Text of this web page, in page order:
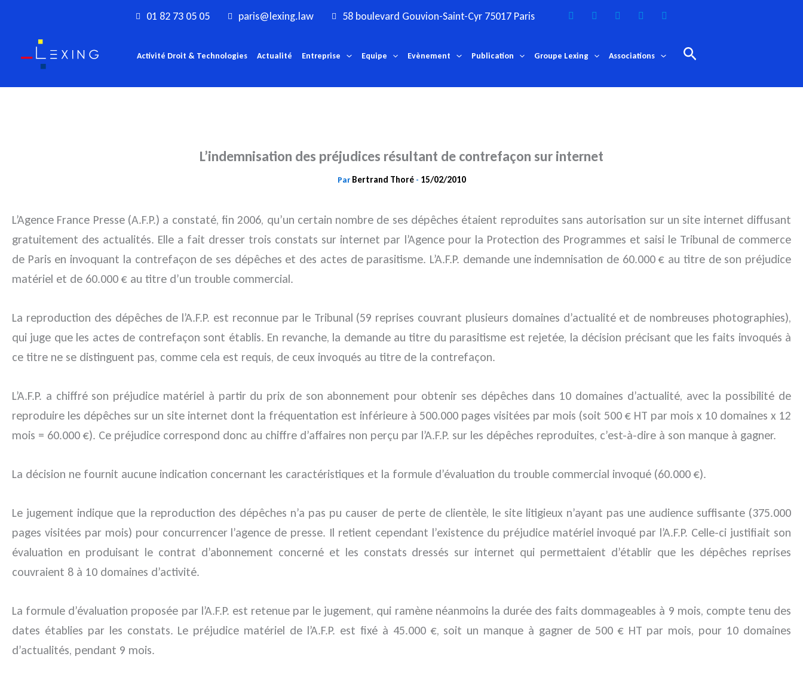
contenu
01 82 73 05 05 paris@lexing.law 58 boulevard Gouvion-Saint-Cyr 75017 Paris
Activité Droit & Technologies Actualité Entreprise Equipe Evènement Publication Groupe Lexing Associations Rechercher
L’indemnisation des préjudices résultant de contrefaçon sur internet
Par Bertrand Thoré - 15/02/2010
L’Agence France Presse (A.F.P.) a constaté, fin 2006, qu’un certain nombre de ses dépêches étaient reproduites sans autorisation sur un site internet diffusant
gratuitement des actualités. Elle a fait dresser trois constats sur internet par l’Agence pour la Protection des Programmes et saisi le Tribunal de commerce
de Paris en invoquant la contrefaçon de ses dépêches et des actes de parasitisme. L’A.F.P. demande une indemnisation de 60.000 € au titre de son préjudice
matériel et de 60.000 € au titre d’un trouble commercial.
La reproduction des dépêches de l’A.F.P. est reconnue par le Tribunal (59 reprises couvrant plusieurs domaines d’actualité et de nombreuses photographies),
qui juge que les actes de contrefaçon sont établis. En revanche, la demande au titre du parasitisme est rejetée, la décision précisant que les faits invoqués à
ce titre ne se distinguent pas, comme cela est requis, de ceux invoqués au titre de la contrefaçon.
L’A.F.P. a chiffré son préjudice matériel à partir du prix de son abonnement pour obtenir ses dépêches dans 10 domaines d’actualité, avec la possibilité de
reproduire les dépêches sur un site internet dont la fréquentation est inférieure à 500.000 pages visitées par mois (soit 500 € HT par mois x 10 domaines x 12
mois = 60.000 €). Ce préjudice correspond donc au chiffre d’affaires non perçu par l’A.F.P. sur les dépêches reproduites, c’est-à-dire à son manque à gagner.
La décision ne fournit aucune indication concernant les caractéristiques et la formule d’évaluation du trouble commercial invoqué (60.000 €).
Le jugement indique que la reproduction des dépêches n’a pas pu causer de perte de clientèle, le site litigieux n’ayant pas une audience suffisante (375.000
pages visitées par mois) pour concurrencer l’agence de presse. Il retient cependant l’existence du préjudice matériel invoqué par l’A.F.P. Celle-ci justifiait son
évaluation en produisant le contrat d’abonnement concerné et les constats dressés sur internet qui permettaient d’établir que les dépêches reprises
couvraient 8 à 10 domaines d’activité.
La formule d’évaluation proposée par l’A.F.P. est retenue par le jugement, qui ramène néanmoins la durée des faits dommageables à 9 mois, compte tenu des
dates établies par les constats. Le préjudice matériel de l’A.F.P. est fixé à 45.000 €, soit un manque à gagner de 500 € HT par mois, pour 10 domaines
d’actualités, pendant 9 mois.